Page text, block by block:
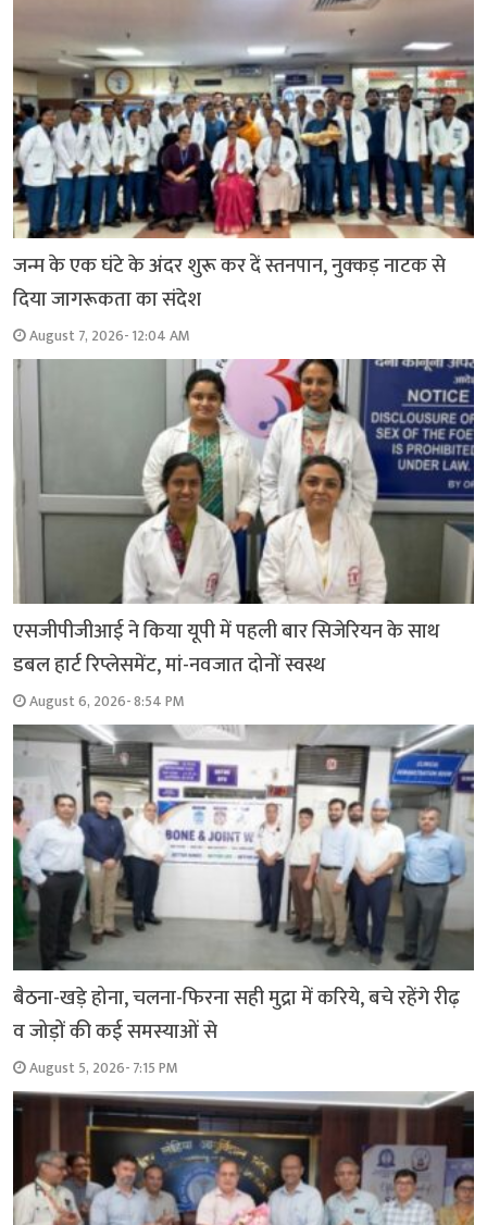
जन्म के एक घंटे के अंदर शुरू कर दें स्तनपान, नुक्कड़ नाटक से
दिया जागरूकता का संदेश
August 7, 2026- 12:04 AM
एसजीपीजीआई ने किया यूपी में पहली बार सिजेरियन के साथ
डबल हार्ट रिप्लेसमेंट, मां-नवजात दोनों स्वस्थ
August 6, 2026- 8:54 PM
बैठना-खड़े होना, चलना-फिरना सही मुद्रा में करिये, बचे रहेंगे रीढ़
व जोड़ों की कई समस्याओं से
August 5, 2026- 7:15 PM